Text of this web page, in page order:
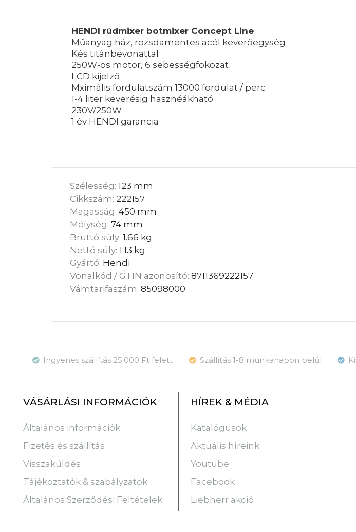
HENDI rúdmixer botmixer Concept Line
Műanyag ház, rozsdamentes acél keverőegység
Kés titánbevonattal
250W-os motor, 6 sebességfokozat
LCD kijelző
Mximális fordulatszám 13000 fordulat / perc
1-4 liter keverésig hasznéákható
230V/250W
1 év HENDI garancia
Szélesség:123 mm
Cikkszám: 222157
Magasság:450 mm
Mélység:74 mm
Bruttó súly:1.66 kg
Nettó súly:1.13 kg
Gyártó: Hendi
Vonalkód / GTIN azonosító:8711369222157
Vámtarifaszám:85098000
Ingyenes szállítás 25.000 Ft felett Szállítás 1-8 munkanapon belül
VÁSÁRLÁSI INFORMÁCIÓK
Általános információk
Fizetés és szállítás
Visszaküldés
Tájékoztatók & szabályzatok
Általános Szerződési Feltételek
HÍREK & MÉDIA
Katalógusok
Aktuális híreink
Youtube
Facebook
Liebherr akció